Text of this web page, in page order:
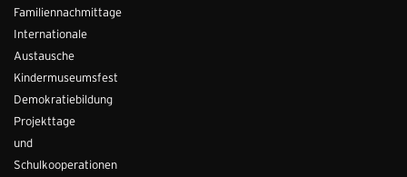
Familiennachmittage
Internationale
Austausche
Kindermuseumsfest
Demokratiebildung
Projekttage
und
Schulkooperationen